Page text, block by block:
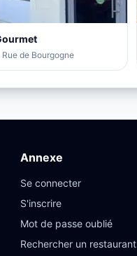
de Bourgogne
Annexe
Se connecter
S'inscrire
Mot de passe oublié
Rechercher un restaurant